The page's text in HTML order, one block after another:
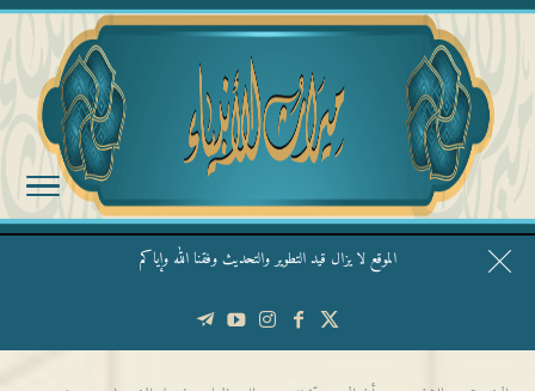
الموقع لا يزال قيد التطوير والتحديث وفقنا الله وإياكم
قال الشيخ ربيع وفقه الله: نحن ليس عندنا تقديس الأشخاص